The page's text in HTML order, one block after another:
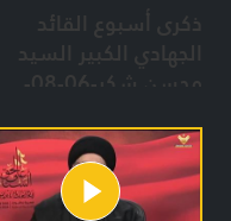
ذكرى أسبوع القائد
الجهادي الكبير السيد